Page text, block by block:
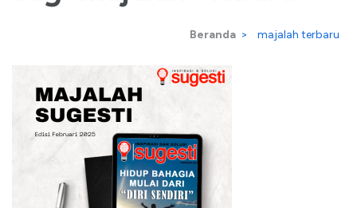
Beranda > majalah terbaru